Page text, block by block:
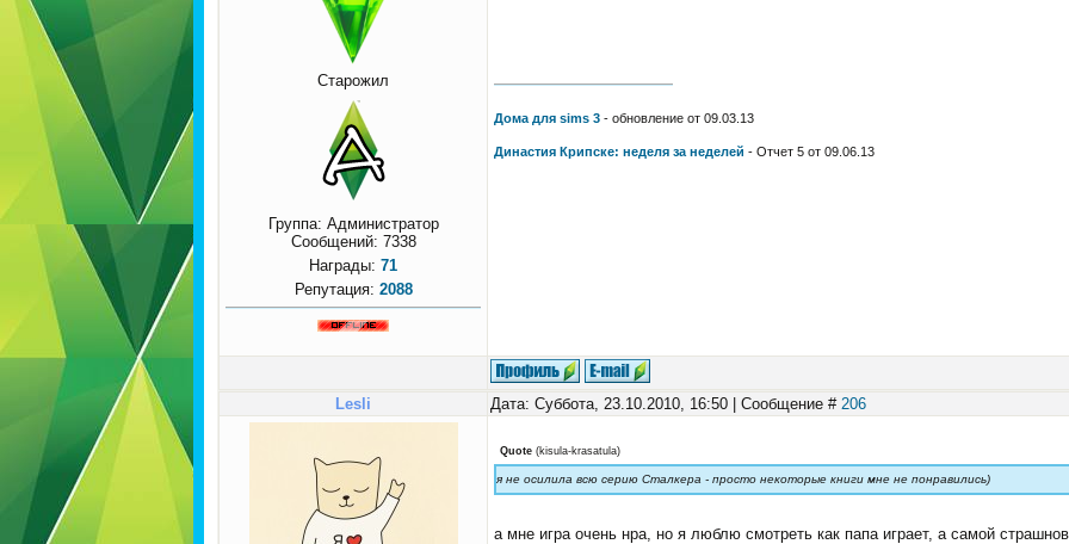
Старожил
Группа: Администратор
Сообщений: 7338
Награды: 71
Репутация: 2088
Дома для sims 3 - обновление от 09.03.13
Династия Крипске: неделя за неделей - Отчет 5 от 09.06.13
Lesli Дата: Суббота, 23.10.2010, 16:50 | Сообщение # 206
Quote (kisula-krasatula)
я не осилила всю серию Сталкера - просто некоторые книги мне не понравились)
а мне игра очень нра, но я люблю смотреть как папа играет, а самой